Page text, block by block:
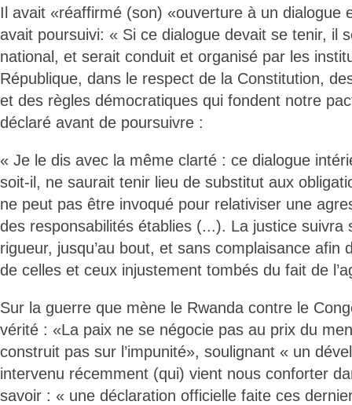
Il avait «réaffirmé (son) «ouverture à un dialogue
avait poursuivi: « Si ce dialogue devait se tenir, il
national, et serait conduit et organisé par les
République, dans le respect de la Constitution,
et des règles démocratiques qui fondent notre
déclaré avant de poursuivre :
« Je le dis avec la même clarté : ce dialogue
soit-il, ne saurait tenir lieu de substitut aux
ne peut pas être invoqué pour relativiser une
des responsabilités établies (...). La justice suivra
rigueur, jusqu’au bout, et sans complaisance afin
de celles et ceux injustement tombés du fait de
Sur la guerre que mène le Rwanda contre le
vérité : «La paix ne se négocie pas au prix du
construit pas sur l’impunité», soulignant « un
intervenu récemment (qui) vient nous conforter
savoir : « une déclaration officielle faite ces